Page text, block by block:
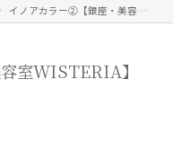
イノアカラー②【銀座・美容室WISTERIA】
室WISTERIA】